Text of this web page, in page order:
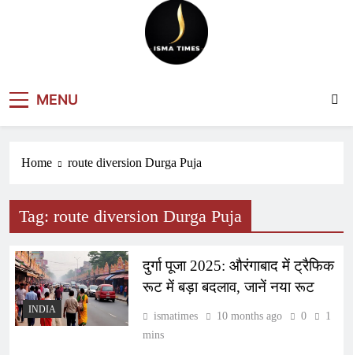
MENU
Home route diversion Durga Puja
Tag: route diversion Durga Puja
INDIA
दुर्गा पूजा 2025: औरंगाबाद में ट्रैफिक
रूट में बड़ा बदलाव, जानें नया रूट
ismatimes 10 months ago 0
1
mins